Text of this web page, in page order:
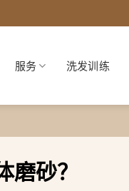
服务 洗发训练
砂？